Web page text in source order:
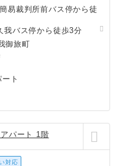
易裁判所前バス停から徒
我バス停から徒歩3分
御旅町
ト
パート 1階
対応